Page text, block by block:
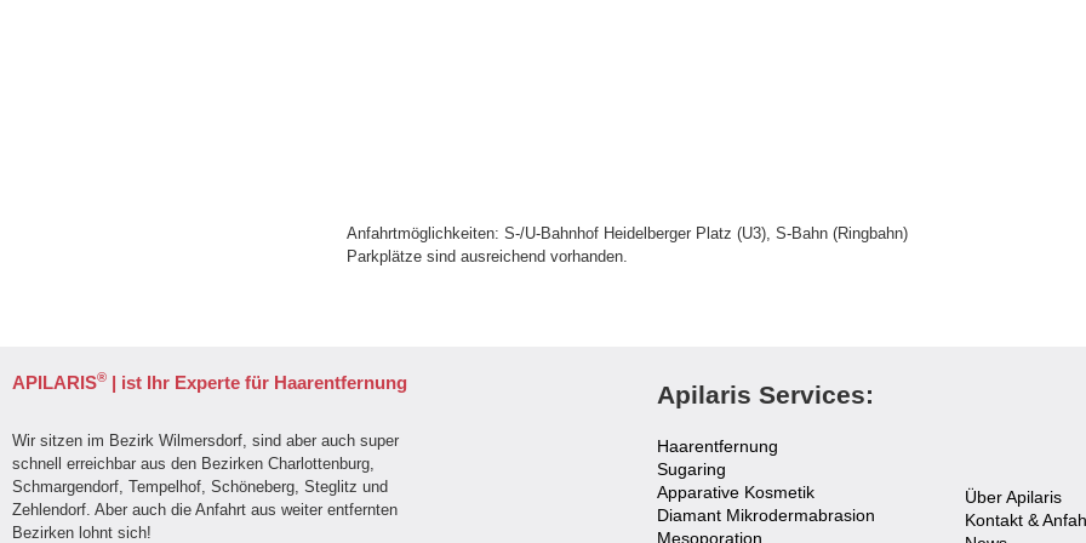
Anfahrtmöglichkeiten: S-/U-Bahnhof Heidelberger Platz (U3), S-Bahn (Ringbahn)
Parkplätze sind ausreichend vorhanden.
APILARIS® | ist Ihr Experte für Haarentfernung
Wir sitzen im Bezirk Wilmersdorf, sind aber auch super
schnell erreichbar aus den Bezirken Charlottenburg,
Schmargendorf, Tempelhof, Schöneberg, Steglitz und
Zehlendorf. Aber auch die Anfahrt aus weiter entfernten
Bezirken lohnt sich!
Apilaris Services:
Haarentfernung
Sugaring
Apparative Kosmetik
Diamant Mikrodermabrasion
Mesoporation
Über Apilaris
Kontakt &